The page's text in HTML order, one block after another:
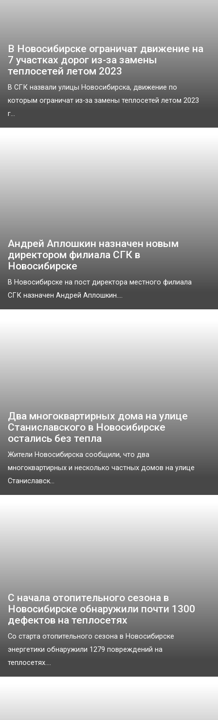
В Новосибирске ограничат движение на
7 участках дорог из-за замены
теплосетей летом 2023
В СГК назвали улицы Новосибирска, движение по
которым ограничат из-за замены теплосетей летом 2023
г...
Андрей Аплошкин назначен новым
директором филиала СГК в
Новосибирске
В Новосибирске на пост директора местного филиала
СГК назначен Андрей Аплошкин....
Два многоквартирных дома на улице
Станиславского в Новосибирске
остались без тепла
Жители Новосибирска сообщили, что два
многоквартирных и несколько частных домов на улице
Станиславск...
С начала отопительного сезона в
Новосибирске обнаружили почти 1300
дефектов на теплосетях
Со старта отопительного сезона в Новосибирске
энергетики обнаружили 1279 повреждений на
теплосетях....